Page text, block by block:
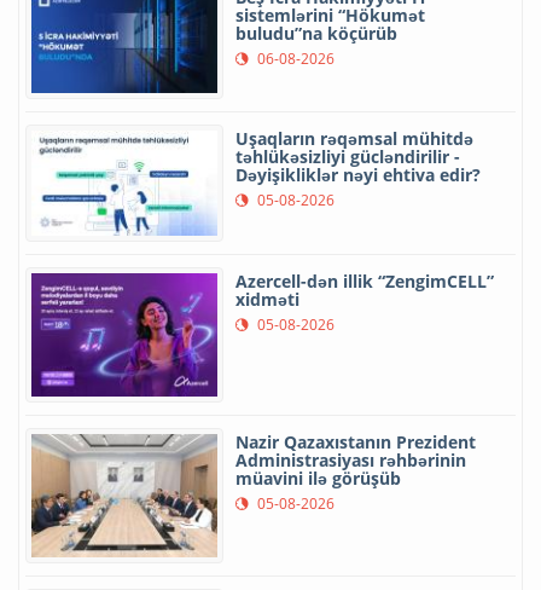
sistemlərini “Hökumət
buludu”na köçürüb
06-08-2026
Uşaqların rəqəmsal mühitdə
təhlükəsizliyi gücləndirilir -
Dəyişikliklər nəyi ehtiva edir?
05-08-2026
Azercell-dən illik “ZengimCELL”
xidməti
05-08-2026
Nazir Qazaxıstanın Prezident
Administrasiyası rəhbərinin
müavini ilə görüşüb
05-08-2026